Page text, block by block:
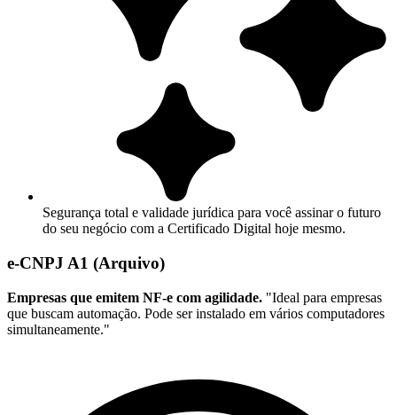
Segurança total e validade jurídica para você assinar o futuro
do seu negócio com a Certificado Digital hoje mesmo.
e-CNPJ A1 (Arquivo)
Empresas que emitem NF-e com agilidade. "Ideal para empresas
que buscam automação. Pode ser instalado em vários computadores
simultaneamente."